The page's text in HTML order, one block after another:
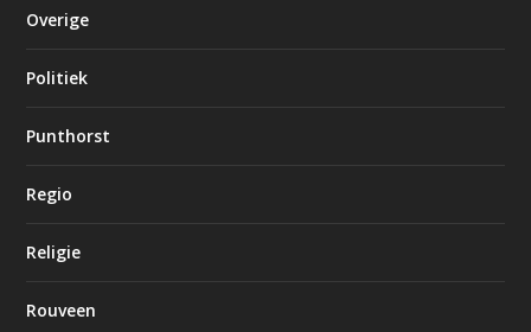
Overige
Politiek
Punthorst
Regio
Religie
Rouveen